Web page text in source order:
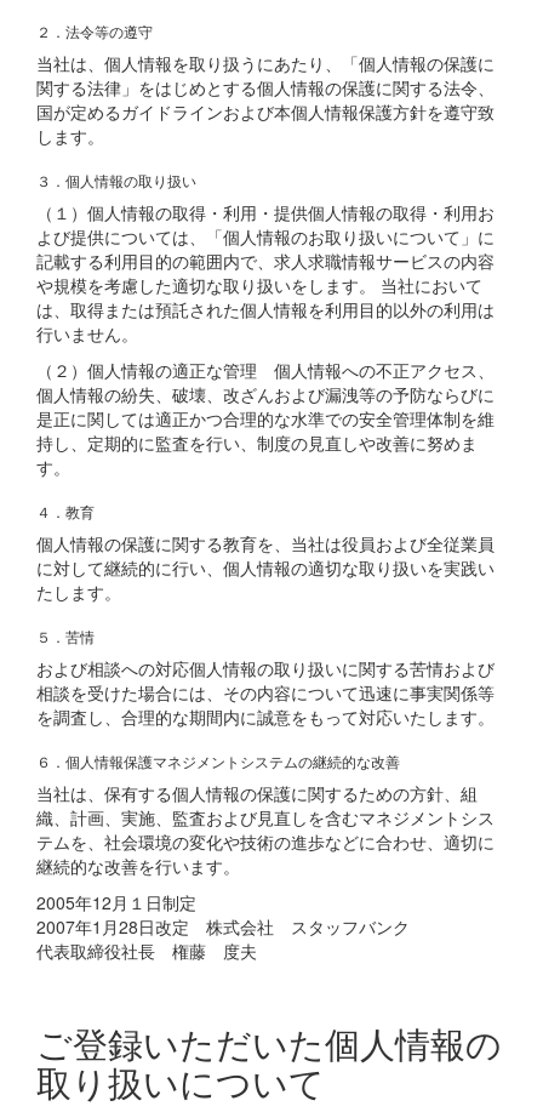
２．法令等の遵守
当社は、個人情報を取り扱うにあたり、「個人情報の保護に
関する法律」をはじめとする個人情報の保護に関する法令、
国が定めるガイドラインおよび本個人情報保護方針を遵守致
します。
３．個人情報の取り扱い
（１）個人情報の取得・利用・提供個人情報の取得・利用お
よび提供については、「個人情報のお取り扱いについて」に
記載する利用目的の範囲内で、求人求職情報サービスの内容
や規模を考慮した適切な取り扱いをします。 当社において
は、取得または預託された個人情報を利用目的以外の利用は
行いません。
（２）個人情報の適正な管理 個人情報への不正アクセス、
個人情報の紛失、破壊、改ざんおよび漏洩等の予防ならびに
是正に関しては適正かつ合理的な水準での安全管理体制を維
持し、定期的に監査を行い、制度の見直しや改善に努めま
す。
４．教育
個人情報の保護に関する教育を、当社は役員および全従業員
に対して継続的に行い、個人情報の適切な取り扱いを実践い
たします。
５．苦情
および相談への対応個人情報の取り扱いに関する苦情および
相談を受けた場合には、その内容について迅速に事実関係等
を調査し、合理的な期間内に誠意をもって対応いたします。
６．個人情報保護マネジメントシステムの継続的な改善
当社は、保有する個人情報の保護に関するための方針、組
織、計画、実施、監査および見直しを含むマネジメントシス
テムを、社会環境の変化や技術の進歩などに合わせ、適切に
継続的な改善を行います。
2005年12月１日制定
2007年1月28日改定 株式会社 スタッフバンク
代表取締役社長 権藤 度夫
ご登録いただいた個人情報の
取り扱いについて